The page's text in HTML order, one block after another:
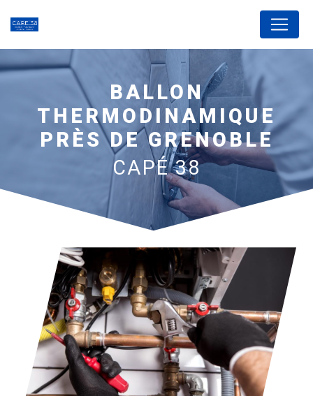
BALLON
THERMODINAMIQUE
PRÈS DE GRENOBLE
CAPÉ 38